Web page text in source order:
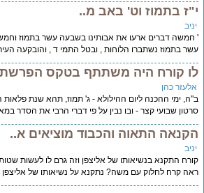
בתמוז וט' באב מ..
דברים ארעו את אבותינו בשבעה עשר בתמוז
בתמוז נשתברו הלוחות , ובטל התמי ד , והובקעה העיר ,
קורח היה משתתף בטקס הפרשת..
כהן
ימי ההכנה ליום ההילולא - ג' תמוז, תהא שנת פלאות
שבועי קצר - ובו נבין על פי דברי הרבי את הסדר
התאוה והכבוד מוציאים א..
התקנא בנשיאותו של אליצפן וזה גרם לו לעשות שטות
קרח לחלוק עם משה? נתקנא על נשיאותו של אליצפן בן